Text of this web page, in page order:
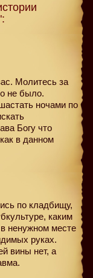
Молитесь за
не было.
ночами по
Богу что
в данном
по кладбищу,
каким
ненужном месте
руках.
вины нет, а